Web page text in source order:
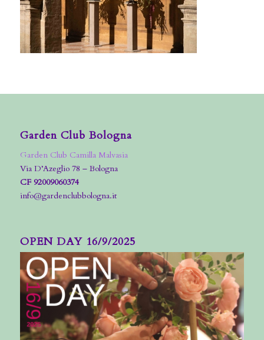
Garden Club Bologna
Garden Club Camilla Malvasia
Via D’Azeglio 78 – Bologna
CF 92009060374
info@gardenclubbologna.it
OPEN DAY 16/9/2025